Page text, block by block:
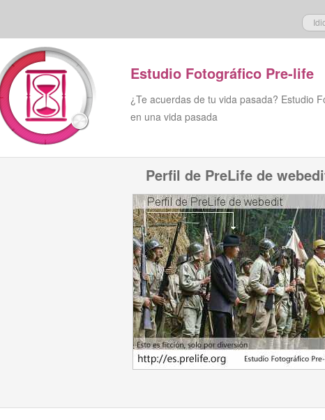
Estudio Fotográfico Pre-life
¿Te acuerdas de tu vida pasada? Estudio
en una vida pasada
Perfil de PreLife de